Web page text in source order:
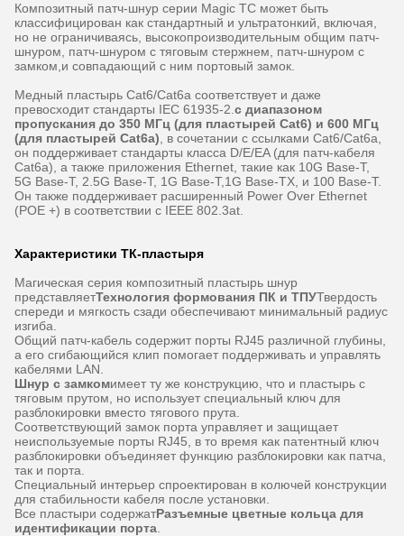
Композитный патч-шнур серии Magic TC может быть
классифицирован как стандартный и ультратонкий, включая,
но не ограничиваясь, высокопроизводительным общим патч-
шнуром, патч-шнуром с тяговым стержнем, патч-шнуром с
замком,и совпадающий с ним портовый замок.
Медный пластырь Cat6/Cat6a соответствует и даже
превосходит стандарты IEC 61935-2. с диапазоном
пропускания до 350 МГц (для пластырей Cat6) и 600 МГц
(для пластырей Cat6a) , в сочетании с ссылками Cat6/Cat6a,
он поддерживает стандарты класса D/E/EA (для патч-кабеля
Cat6a), а также приложения Ethernet, такие как 10G Base-T,
5G Base-T, 2.5G Base-T, 1G Base-T,1G Base-TX, и 100 Base-T.
Он также поддерживает расширенный Power Over Ethernet
(POE +) в соответствии с IEEE 802.3at.
Характеристики ТК-пластыря
Магическая серия композитный пластырь шнур
представляетТехнология формования ПК и ТПУТвердость
спереди и мягкость сзади обеспечивают минимальный радиус
изгиба.
Общий патч-кабель содержит порты RJ45 различной глубины,
а его сгибающийся клип помогает поддерживать и управлять
кабелями LAN.
Шнур с замкомимеет ту же конструкцию, что и пластырь с
тяговым прутом, но использует специальный ключ для
разблокировки вместо тягового прута.
Соответствующий замок порта управляет и защищает
неиспользуемые порты RJ45, в то время как патентный ключ
разблокировки объединяет функцию разблокировки как патча,
так и порта.
Специальный интерьер спроектирован в колючей конструкции
для стабильности кабеля после установки.
Все пластыри содержатРазъемные цветные кольца для
идентификации порта